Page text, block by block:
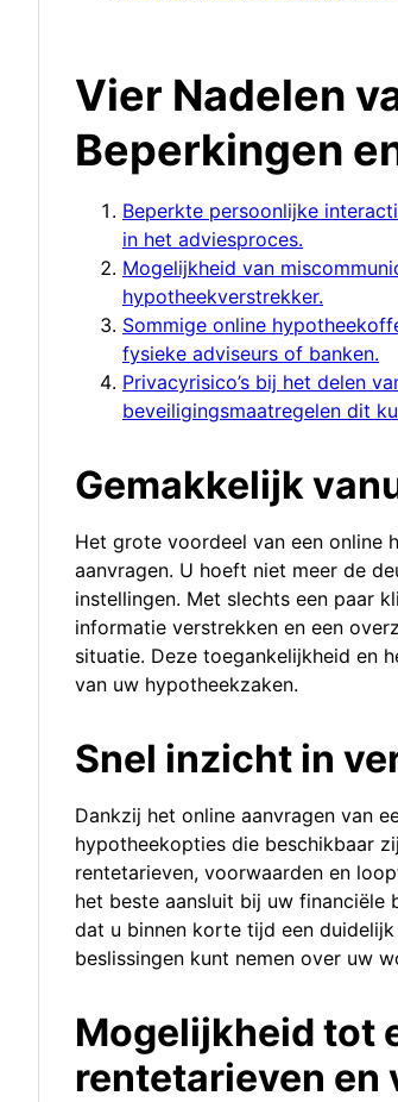
Vier Nadelen
Beperkingen
Beperkte persoonlijke
in het adviesproces.
Mogelijkheid van
hypotheekverstrekker.
Sommige online
fysieke adviseurs of banken.
Privacyrisico’s bij het delen
beveiligingsmaatregelen dit
Gemakkelijk
Het grote voordeel van een online
aanvragen. U hoeft niet meer de
instellingen. Met slechts een paar
informatie verstrekken en een
situatie. Deze toegankelijkheid en
van uw hypotheekzaken.
Snel inzicht in
Dankzij het online aanvragen van
hypotheekopties die beschikbaar
rentetarieven, voorwaarden en
het beste aansluit bij uw
dat u binnen korte tijd een
beslissingen kunt nemen over uw
Mogelijkheid tot
rentetarieven en